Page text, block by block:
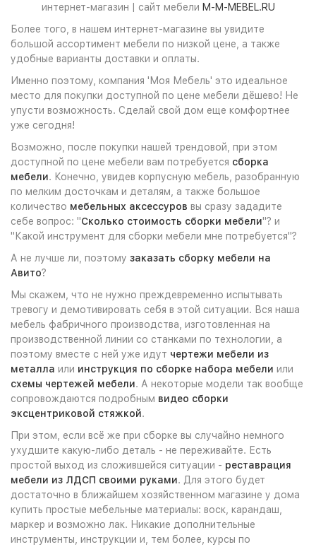
интернет-магазин | сайт мебели M-M-MEBEL.RU
Более того, в нашем интернет-магазине вы увидите
большой ассортимент мебели по низкой цене, а также
удобные варианты доставки и оплаты.
Именно поэтому, компания 'Моя Мебель' это идеальное
место для покупки доступной по цене мебели дёшево! Не
упусти возможность. Сделай свой дом еще комфортнее
уже сегодня!
Возможно, после покупки нашей трендовой, при этом
доступной по цене мебели вам потребуется сборка
мебели. Конечно, увидев корпусную мебель, разобранную
по мелким досточкам и деталям, а также большое
количество мебельных аксессуров вы сразу зададите
себе вопрос: "Сколько стоимость сборки мебели"? и
"Какой инструмент для сборки мебели мне потребуется"?
А не лучше ли, поэтому заказать сборку мебели на
Авито?
Мы скажем, что не нужно преждевременно испытывать
тревогу и демотивировать себя в этой ситуации. Вся наша
мебель фабричного производства, изготовленная на
производственной линии со станками по технологии, а
поэтому вместе с ней уже идут чертежи мебели из
металла или инструкция по сборке набора мебели или
схемы чертежей мебели. А некоторые модели так вообще
сопровождаются подробным видео сборки
эксцентриковой стяжкой.
При этом, если всё же при сборке вы случайно немного
ухудшите какую-либо деталь - не переживайте. Есть
простой выход из сложившейся ситуации - реставрация
мебели из ЛДСП своими руками. Для этого будет
достаточно в ближайшем хозяйственном магазине у дома
купить простые мебельные материалы: воск, карандаш,
маркер и возможно лак. Никакие дополнительные
инструменты, инструкции и, тем более, курсы по